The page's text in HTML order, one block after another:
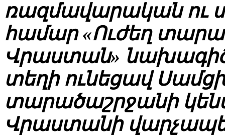
ռազմավարական ու
համար «Ուժեղ
Վրաստան»
տեղի ունեցավ
տարածաշրջանի
Վրաստանի